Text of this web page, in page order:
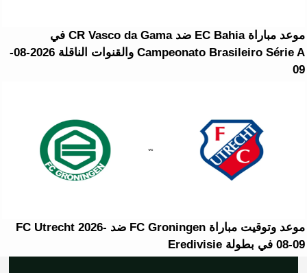
موعد مباراة EC Bahia ضد CR Vasco da Gama في
Campeonato Brasileiro Série A والقنوات الناقلة 2026-08-
09
موعد وتوقيت مباراة FC Groningen ضد FC Utrecht 2026-
08-09 في بطولة Eredivisie